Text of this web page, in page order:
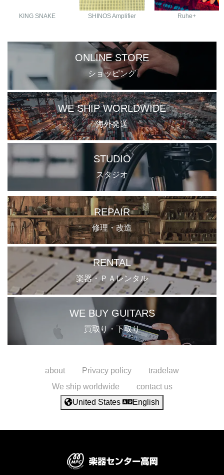
KING SNAKE SHINOS Amplifier Ruhe+
ONLINE STORE
ショッピング
WE SHIP WORLDWIDE
海外発送
STUDIO
スタジオ
REPAIR
修理・改造
RENTAL
楽器・ＰＡレンタル
WE BUY GUITARS
買取り・下取り
about Privacy policy
tradelaw
We ship worldwide
contact us
United States
English